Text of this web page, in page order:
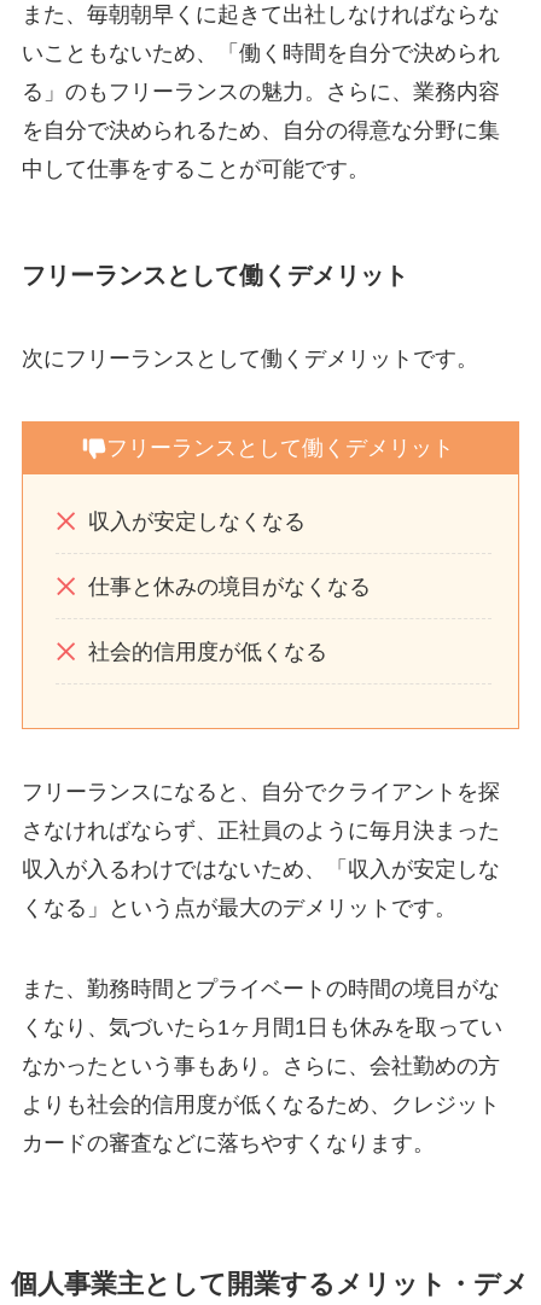
また、毎朝朝早くに起きて出社しなければならな
いこともないため、「働く時間を自分で決められ
る」のもフリーランスの魅力。さらに、業務内容
を自分で決められるため、自分の得意な分野に集
中して仕事をすることが可能です。
フリーランスとして働くデメリット
次にフリーランスとして働くデメリットです。
フリーランスとして働くデメリット
収入が安定しなくなる
仕事と休みの境目がなくなる
社会的信用度が低くなる
フリーランスになると、自分でクライアントを探
さなければならず、正社員のように毎月決まった
収入が入るわけではないため、「収入が安定しな
くなる」という点が最大のデメリットです。
また、勤務時間とプライベートの時間の境目がな
くなり、気づいたら1ヶ月間1日も休みを取ってい
なかったという事もあり。さらに、会社勤めの方
よりも社会的信用度が低くなるため、クレジット
カードの審査などに落ちやすくなります。
個人事業主として開業するメリット・デメ